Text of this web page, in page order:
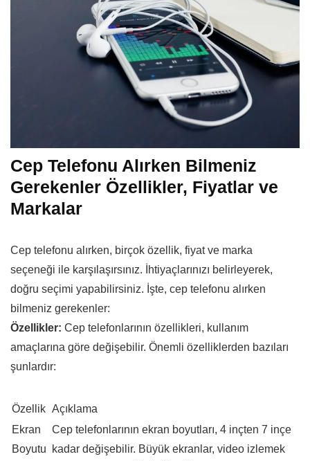
Cep Telefonu Alırken Bilmeniz
Gerekenler Özellikler, Fiyatlar ve
Markalar
Cep telefonu alırken, birçok özellik, fiyat ve marka
seçeneği ile karşılaşırsınız. İhtiyaçlarınızı belirleyerek,
doğru seçimi yapabilirsiniz. İşte, cep telefonu alırken
bilmeniz gerekenler:
Özellikler: Cep telefonlarının özellikleri, kullanım
amaçlarına göre değişebilir. Önemli özelliklerden bazıları
şunlardır:
Özellik Açıklama
Ekran
Boyutu
Cep telefonlarının ekran boyutları, 4 inçten 7 inçe
kadar değişebilir. Büyük ekranlar, video izlemek